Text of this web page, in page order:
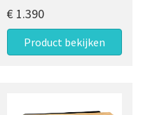
€ 1.390
Product bekijken